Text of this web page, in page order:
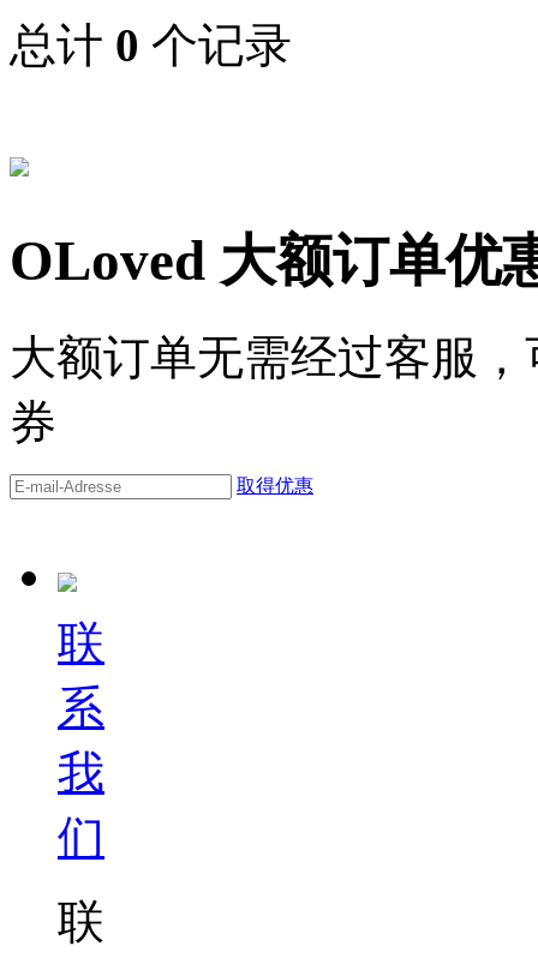
总计 0 个记录
OLoved 大额订单优
大额订单无需经过客服
券
取得优惠
联
系
我
们
联